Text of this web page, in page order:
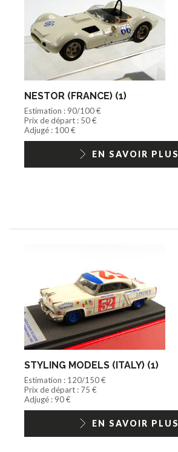
NESTOR (FRANCE) (1)
Estimation : 90/100 €
Prix de départ : 50 €
Adjugé : 100 €
EN SAVOIR PLUS
STYLING MODELS (ITALY) (1)
Estimation : 120/150 €
Prix de départ : 75 €
Adjugé : 90 €
EN SAVOIR PLUS